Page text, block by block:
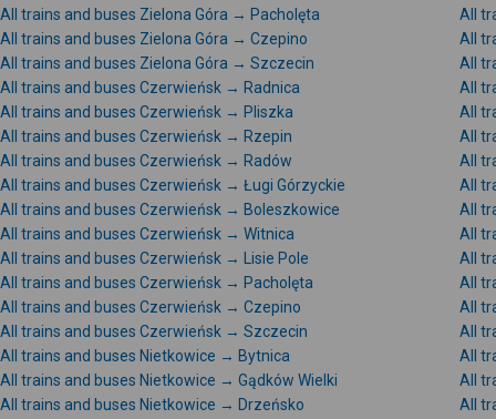
All trains and buses Zielona Góra → Pacholęta
All
All trains and buses Zielona Góra → Czepino
All
All trains and buses Zielona Góra → Szczecin
All
All trains and buses Czerwieńsk → Radnica
All
All trains and buses Czerwieńsk → Pliszka
All
All trains and buses Czerwieńsk → Rzepin
All
All trains and buses Czerwieńsk → Radów
All
All trains and buses Czerwieńsk → Ługi Górzyckie
All
All trains and buses Czerwieńsk → Boleszkowice
All
All trains and buses Czerwieńsk → Witnica
All
All trains and buses Czerwieńsk → Lisie Pole
All
All trains and buses Czerwieńsk → Pacholęta
All
All trains and buses Czerwieńsk → Czepino
All
All trains and buses Czerwieńsk → Szczecin
All
All trains and buses Nietkowice → Bytnica
All
All trains and buses Nietkowice → Gądków Wielki
All
All trains and buses Nietkowice → Drzeńsko
All